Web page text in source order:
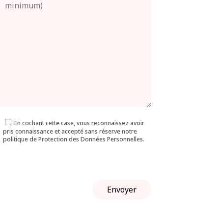
En cochant cette case, vous reconnaissez avoir
pris connaissance et accepté sans réserve notre
politique de Protection des Données Personnelles.